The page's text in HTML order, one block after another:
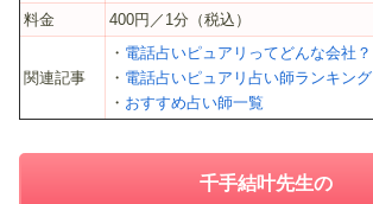
料金 400円／1分（税込）
関連記事
・ 電話占いピュアリってどんな会社？
・ 電話占いピュアリ占い師ランキング
・ おすすめ占い師一覧
千手結叶先生の